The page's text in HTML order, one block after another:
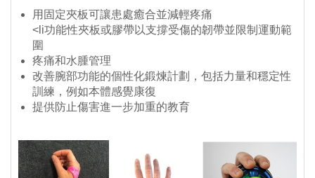
用固定夾板可讓患處癒合並減輕疼痛
<li功能性夾板或膠帶以支撐受傷的韌帶並限制運動範
圍
疼痛和水腫管理
改善腕部功能的個性化鍛煉計劃，包括力量和穩定性
訓練，例如本體感覺康復
提供防止傷害進一步加重的教育